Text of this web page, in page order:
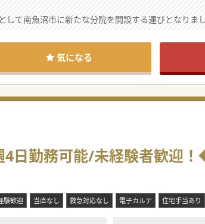
て南魚沼市に新たな分院を開設する運びとなりま
理と診療を牽引していただける医師を募集します。
て挑戦していただける体制をご用意しております
療の高度なニーズに応える大きなやりがいを感じ
に支えることで地域社会へ大きく貢献できます。
魅力的なステップアップの機会が得られます。
住宅手当の支給やマイカー通勤にも対応していま
備などの診療体制作りにも携わることができます。
気になる
4日勤務可能/未経験者歓迎
験歓迎 当直なし 救急対応なし 電子カルテ 住宅手当あり